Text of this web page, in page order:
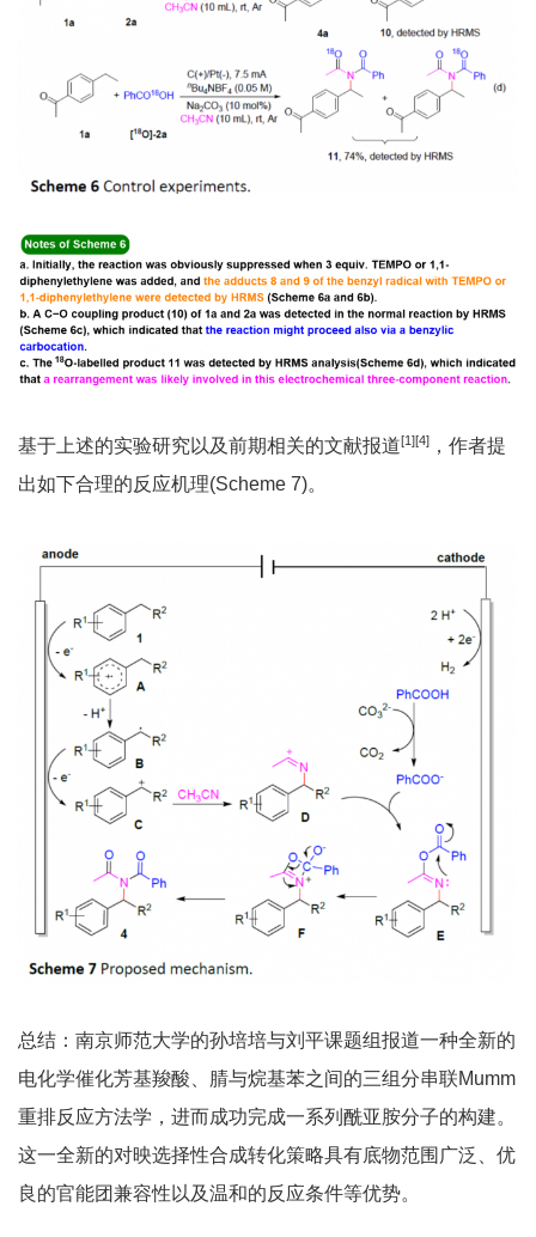
基于上述的实验研究以及前期相关的文献报道[1][4] ，作者提
出如下合理的反应机理(Scheme 7)。
总结：南京师范大学的孙培培与刘平课题组报道一种全新的
电化学催化芳基羧酸、腈与烷基苯之间的三组分串联Mumm
重排反应方法学，进而成功完成一系列酰亚胺分子的构建。
这一全新的对映选择性合成转化策略具有底物范围广泛、优
良的官能团兼容性以及温和的反应条件等优势。